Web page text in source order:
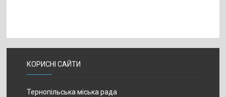
КОРИСНІ САЙТИ
Тернопільська міська рада